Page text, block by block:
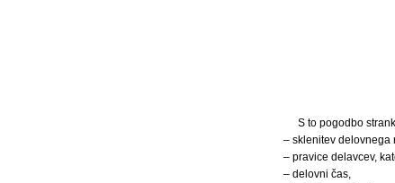
S to pogodbo
– sklenitev delovnega
– pravice delavcev,
– delovni čas,